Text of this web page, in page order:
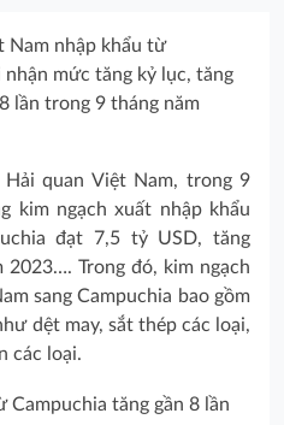
Nam nhập khẩu từ
mức tăng kỷ lục, tăng
lần trong 9 tháng năm
quan Việt Nam, trong 9
kim ngạch xuất nhập khẩu
đạt 7,5 tỷ USD, tăng
2023…. Trong đó, kim ngạch
sang Campuchia bao gồm
dệt may, sắt thép các loại,
các loại.